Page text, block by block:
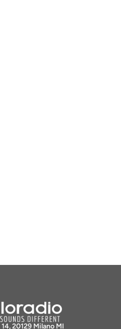
20129 Milano MI